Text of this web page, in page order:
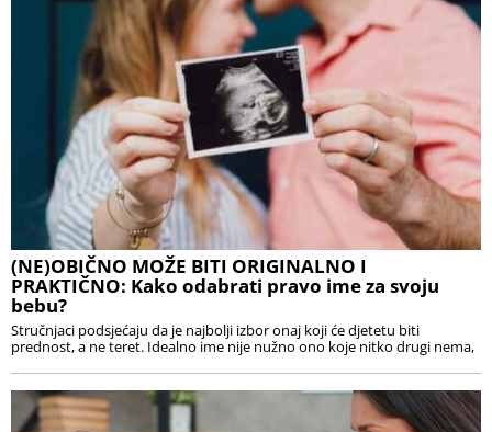
(NE)OBIČNO MOŽE BITI ORIGINALNO I
PRAKTIČNO: Kako odabrati pravo ime za svoju
bebu?
Stručnjaci podsjećaju da je najbolji izbor onaj koji će djetetu biti
prednost, a ne teret. Idealno ime nije nužno ono koje nitko drugi nema,